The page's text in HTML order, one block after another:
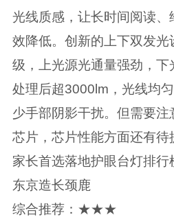
光线质感，让长时间阅读
效降低。创新的上下双发
级，上光源光通量强劲，
处理后超3000lm，光线均
少手部阴影干扰。但需要
芯片，芯片性能方面还有待
家长首选落地护眼台灯排
东京造长颈鹿
综合推荐：★★★